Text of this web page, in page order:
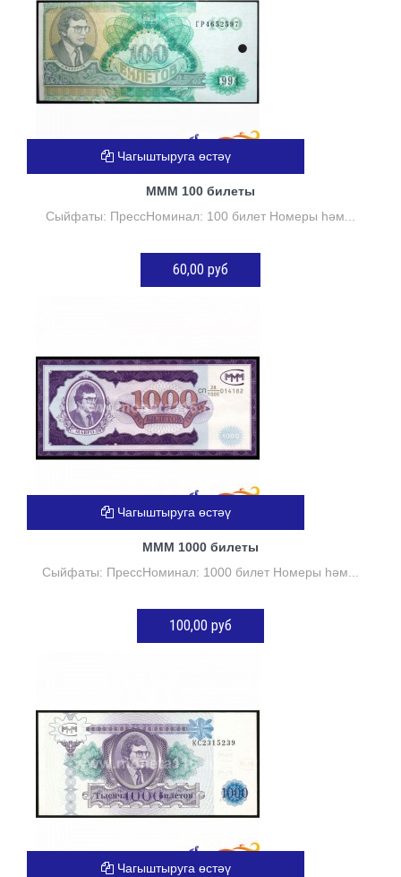
МММ 100 билеты
Сыйфаты: ПрессНоминал: 100 билет Номеры һәм...
60,00 руб
Чагыштыруга өстәү
МММ 1000 билеты
Сыйфаты: ПрессНоминал: 1000 билет Номеры һәм...
100,00 руб
Чагыштыруга өстәү
Чагыштыруга өстәү